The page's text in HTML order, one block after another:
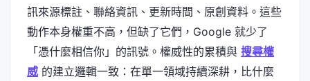
訊來源標註、聯絡資訊、更新時間、原創資料。這些
動作本身權重不高，但缺了它們，Google 就少了
「憑什麼相信你」的訊號。權威性的累積與 搜尋權
威 的建立邏輯一致：在單一領域持續深耕，比什麼